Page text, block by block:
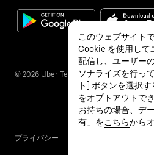
© 2026 Uber Technologies Inc.
プライバシー
このウェブサイト
Cookie を使用して
配信し、ユーザー
ソナライズを行っ
ト] ボタンを選択
をオプトアウトで
お持ちの場合、デ
有」をこちらから